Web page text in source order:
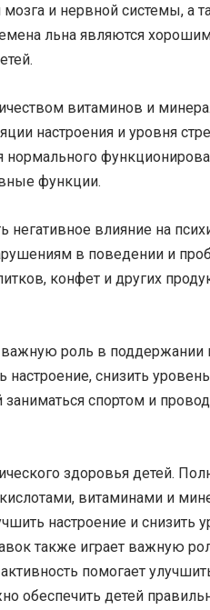
и нервной системы, а
льна являются
витаминов и
настроения и уровня
функции.
влияние на
в поведении и
конфет и других
роль в поддержании
снизить
спортом и
здоровья детей.
витаминами и
настроение и снизить
также играет важную
помогает
обеспечить детей